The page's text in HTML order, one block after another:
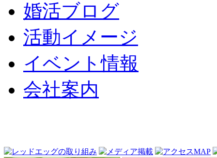
婚活ブログ
活動イメージ
イベント情報
会社案内